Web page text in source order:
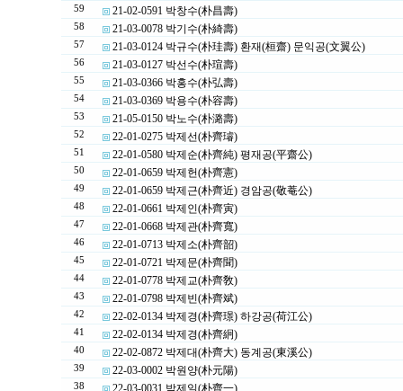
59 21-02-0591 박창수(朴昌壽)
58 21-03-0078 박기수(朴綺壽)
57 21-03-0124 박규수(朴珪壽) 환재(桓齋) 문익공(文翼公)
56 21-03-0127 박선수(朴瑄壽)
55 21-03-0366 박홍수(朴弘壽)
54 21-03-0369 박용수(朴容壽)
53 21-05-0150 박노수(朴潞壽)
52 22-01-0275 박제선(朴齊璿)
51 22-01-0580 박제순(朴齊純) 평재공(平齋公)
50 22-01-0659 박제헌(朴齊憲)
49 22-01-0659 박제근(朴齊近) 경암공(敬菴公)
48 22-01-0661 박제인(朴齊寅)
47 22-01-0668 박제관(朴齊寬)
46 22-01-0713 박제소(朴齊韶)
45 22-01-0721 박제문(朴齊聞)
44 22-01-0778 박제교(朴齊敎)
43 22-01-0798 박제빈(朴齊斌)
42 22-02-0134 박제경(朴齊璟) 하강공(荷江公)
41 22-02-0134 박제경(朴齊絅)
40 22-02-0872 박제대(朴齊大) 동계공(東溪公)
39 22-03-0002 박원양(朴元陽)
38 22-03-0031 박제일(朴齊一)